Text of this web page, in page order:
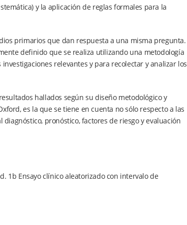
y la aplicación de reglas formales para la
primarios que dan respuesta a una misma pregunta.
definido que se realiza utilizando una metodología
relevantes y para recolectar y analizar los
hallados según su diseño metodológico y
es la que se tiene en cuenta no sólo respecto a las
pronóstico, factores de riesgo y evaluación
1b Ensayo clínico aleatorizado con intervalo de